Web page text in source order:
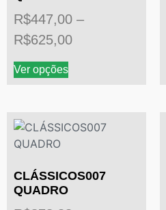
R$447,00 –
R$625,00
Ver opções
CLÁSSICOS007
QUADRO